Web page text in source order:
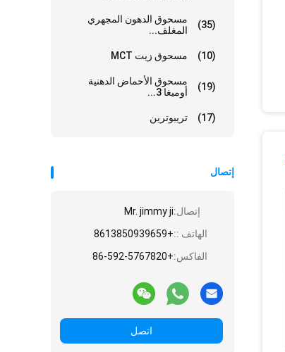
مسحوق الدهون المجهري
المغلف...
(35)
مسحوق زيت MCT (10)
مسحوق الأحماض الدهنية
أوميغا 3...
(19)
تريبوترين (17)
إتصال
إتصال:Mr. jimmy ji
الهاتف ::+8613850939659
الفاكس:+86-592-5767820
اتصل